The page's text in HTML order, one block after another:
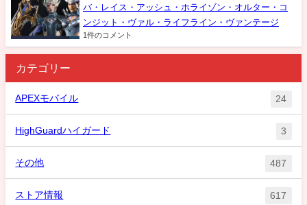
バ・レイス・アッシュ・ホライゾン・オルター・コ
ンジット・ヴァル・ライフライン・ヴァンテージ
1件のコメント
カテゴリー
APEXモバイル 24
HighGuardハイガード 3
その他 487
ストア情報 617